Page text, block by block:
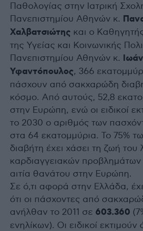
Παθολογίας στην Ιατρική
Πανεπιστημίου Αθηνών κ.
Χαλβατσιώτης και ο
της Υγείας και Κοινωνικής
Πανεπιστημίου Αθηνών κ.
Υφαντόπουλος, 366
πάσχουν από σακχαρώδη
κόσμο. Από αυτούς, 52,8
στην Ευρώπη, ενώ οι ειδικοί
το 2030 ο αριθμός των
στα 64 εκατομμύρια. Το 75%
διαβήτη έχει χάσει τη ζωή του
καρδιαγγειακών
αιτία θανάτου στην Ευρώπη.
Σε ό,τι αφορά στην Ελλάδα,
ότι οι πάσχοντες από
ανήλθαν το 2011 σε 603.360
ενηλίκων). Οι ειδικοί εκτιμούν